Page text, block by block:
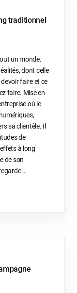
traditionnel
un monde.
dont celle
faire et ce
faire. Mise en
où le
sa clientèle. Il
de
à long
de son
…